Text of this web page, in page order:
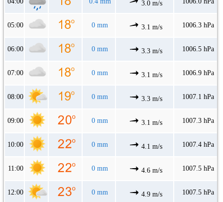
3.0 m/s
05:00 0 mm 3.1 m/s 1006.3 hPa
06:00 0 mm 3.3 m/s 1006.5 hPa
07:00 0 mm 3.1 m/s 1006.9 hPa
08:00 0 mm 3.3 m/s 1007.1 hPa
09:00 0 mm 3.1 m/s 1007.3 hPa
10:00 0 mm 4.1 m/s 1007.4 hPa
11:00 0 mm 4.6 m/s 1007.5 hPa
12:00 0 mm 4.9 m/s 1007.5 hPa